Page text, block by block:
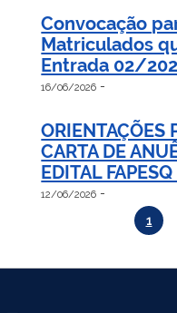
Convocação
Matriculados
Entrada 02/
16/06/2026 -
ORIENTAÇÕES
CARTA DE
EDITAL
12/06/2026 -
1